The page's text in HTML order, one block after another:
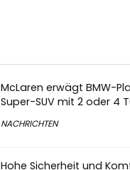
McLaren erwägt BMW-
Super-SUV mit 2 oder 4
NACHRICHTEN
Hohe Sicherheit und